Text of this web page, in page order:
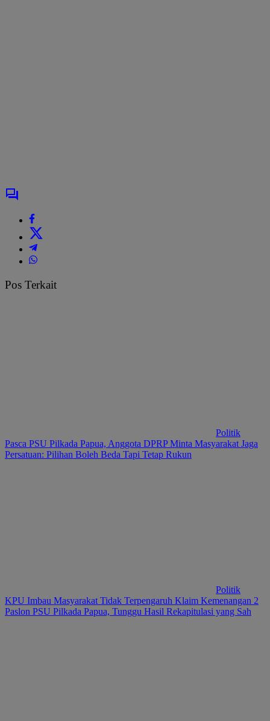
Pos Terkait
Politik
Pasca PSU Pilkada Papua, Anggota DPRP Minta Masyarakat Jaga
Persatuan: Pilihan Boleh Beda Tapi Tetap Rukun
Politik
KPU Imbau Masyarakat Tidak Terpengaruh Klaim Kemenangan 2
Paslon PSU Pilkada Papua, Tunggu Hasil Rekapitulasi yang Sah